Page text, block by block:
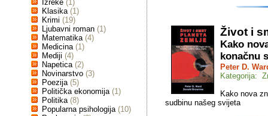
Izreke (1)
Klasika (1)
Krimi (19)
Ljubavni roman (1)
Matematika (4)
Medicina (1)
Mediji (4)
Napetica (2)
Novinarstvo (3)
Poezija (5)
Politička ekonomija (1)
Politika (8)
Popularna psihologija (10)
Život i
Kako
konačnu
Peter D.
Kategorija:
Kako nova
sudbinu našeg svijeta